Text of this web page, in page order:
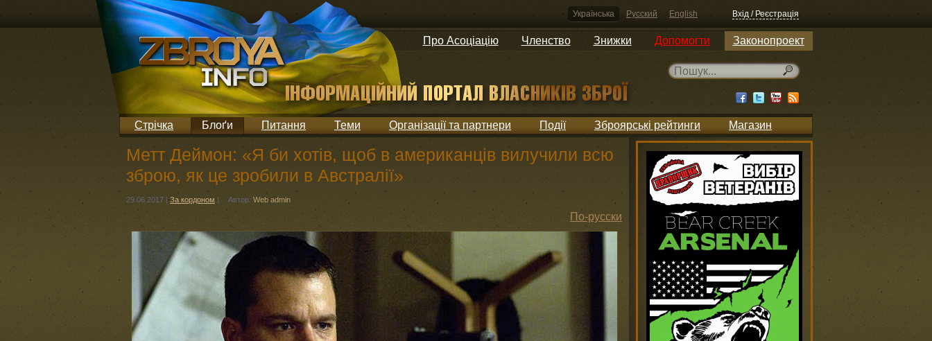
Українська Русский English Вхід / Реєстрація
Про Асоціацію Членство Знижки Допомогти Законопроект
Стрічка Блоґи Питання Теми Організації та партнери Події Зброярські рейтинги Магазин
Метт Деймон: «Я би хотів, щоб в американців вилучили всю
зброю, як це зробили в Австралії»
29.06.2017 | За кордоном | Автор: Web admin
По-русски